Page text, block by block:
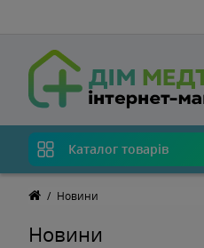
Каталог товарів
Новини
Новини